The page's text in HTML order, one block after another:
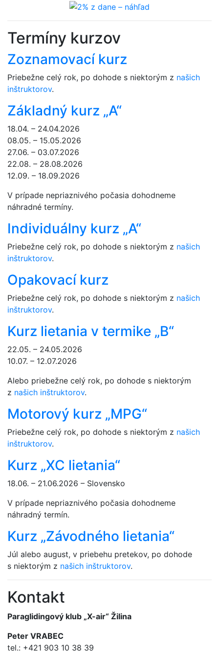
Termíny kurzov
Zoznamovací kurz
Priebežne celý rok, po dohode s niektorým z našich
inštruktorov.
Základný kurz „A“
18.04. – 24.04.2026
08.05. – 15.05.2026
27.06. – 03.07.2026
22.08. – 28.08.2026
12.09. – 18.09.2026
V prípade nepriaznivého počasia dohodneme
náhradné termíny.
Individuálny kurz „A“
Priebežne celý rok, po dohode s niektorým z našich
inštruktorov.
Opakovací kurz
Priebežne celý rok, po dohode s niektorým z našich
inštruktorov.
Kurz lietania v termike „B“
22.05. – 24.05.2026
10.07. – 12.07.2026
Alebo priebežne celý rok, po dohode s niektorým
z našich inštruktorov.
Motorový kurz „MPG“
Priebežne celý rok, po dohode s niektorým z našich
inštruktorov.
Kurz „XC lietania“
18.06. – 21.06.2026 – Slovensko
V prípade nepriaznivého počasia dohodneme
náhradný termín.
Kurz „Závodného lietania“
Júl alebo august, v priebehu pretekov, po dohode
s niektorým z našich inštruktorov.
Kontakt
Paraglidingový klub „X-air“ Žilina
Peter VRABEC
tel.: +421 903 10 38 39